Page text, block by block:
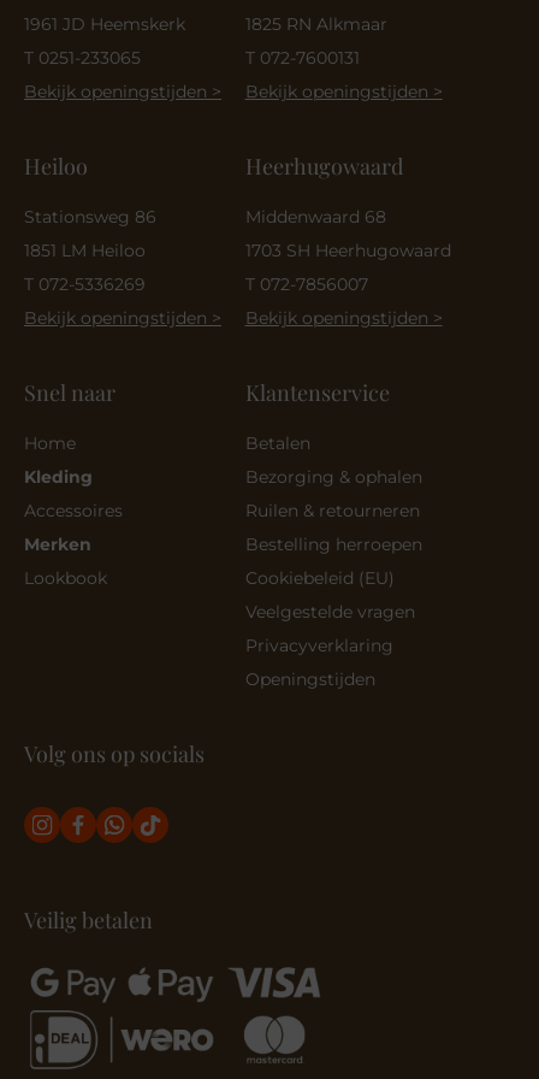
1961 JD Heemskerk
T 0251-233065
Bekijk openingstijden >
Heiloo
Stationsweg 86
1851 LM Heiloo
T 072-5336269
Bekijk openingstijden >
1825 RN Alkmaar
T 072-7600131
Bekijk openingstijden >
Heerhugowaard
Middenwaard 68
1703 SH Heerhugowaard
T 072-7856007
Bekijk openingstijden >
Snel naar
Home
Kleding
Accessoires
Merken
Lookbook
Klantenservice
Betalen
Bezorging & ophalen
Ruilen & retourneren
Bestelling herroepen
Cookiebeleid (EU)
Veelgestelde vragen
Privacyverklaring
Openingstijden
Volg ons op socials
Veilig betalen